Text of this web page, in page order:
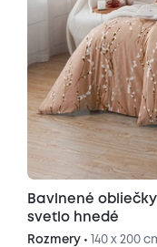
Bavlnené
svetlo hnedé
Rozmery • 140 x 200